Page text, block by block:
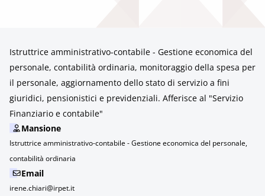
Istruttrice amministrativo-contabile - Gestione economica del
personale, contabilità ordinaria, monitoraggio della spesa per
il personale, aggiornamento dello stato di servizio a fini
giuridici, pensionistici e previdenziali. Afferisce al "Servizio
Finanziario e contabile"
Mansione
Istruttrice amministrativo-contabile - Gestione economica del personale,
contabilità ordinaria
Email
irene.chiari@irpet.it